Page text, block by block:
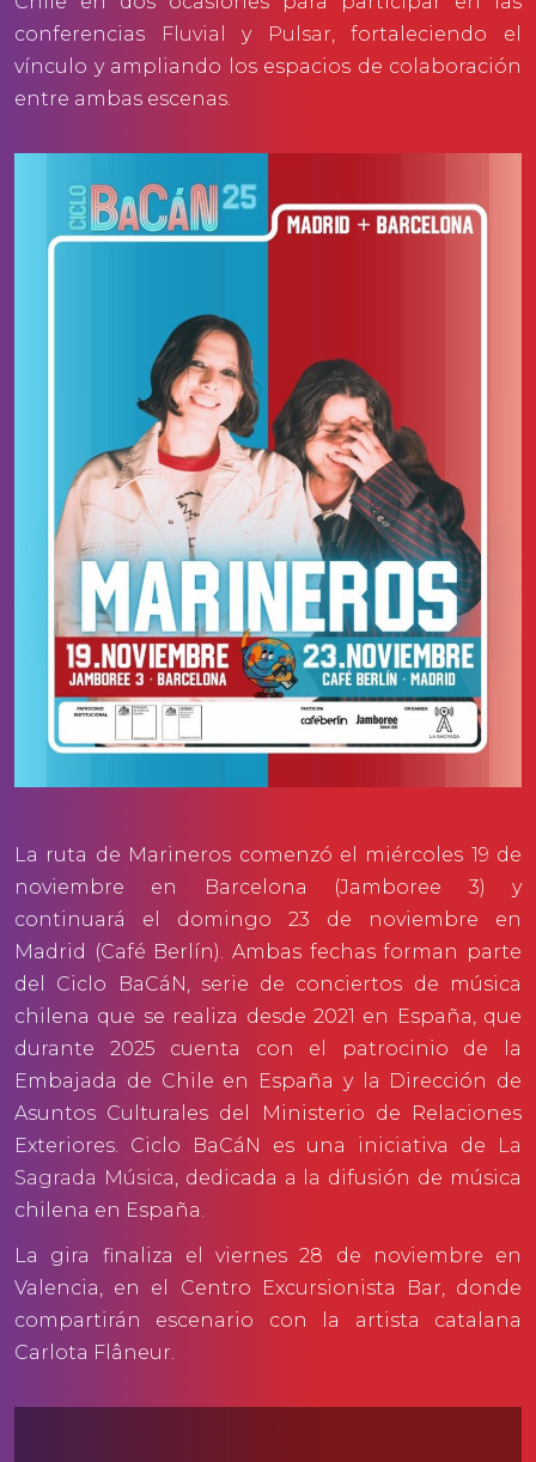
conferencias
Fluvial y Pulsar, fortaleciendo el
vínculo y ampliando los espacios de colaboración
entre ambas escenas.
La ruta de Marineros comenzó el miércoles 19 de
noviembre en Barcelona (Jamboree 3) y
continuará el domingo 23 de noviembre en
Madrid (Café Berlín). Ambas fechas forman parte
del Ciclo BaCáN, serie de conciertos de música
chilena que se realiza desde 2021 en España, que
durante 2025 cuenta con el patrocinio de la
Embajada de Chile en España y la Dirección de
Asuntos Culturales del Ministerio de Relaciones
Exteriores. Ciclo BaCáN es una iniciativa de
La
Sagrada Música, dedicada a la difusión de música
chilena en España.
La gira finaliza el viernes 28 de noviembre en
Valencia, en el Centro Excursionista Bar, donde
compartirán escenario con la artista catalana
Carlota Flâneur.